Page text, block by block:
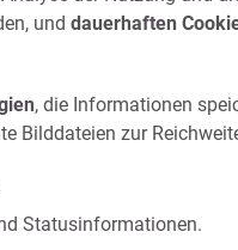
und dauerhaften
, die Informationen
Bilddateien zur
Statusinformationen.